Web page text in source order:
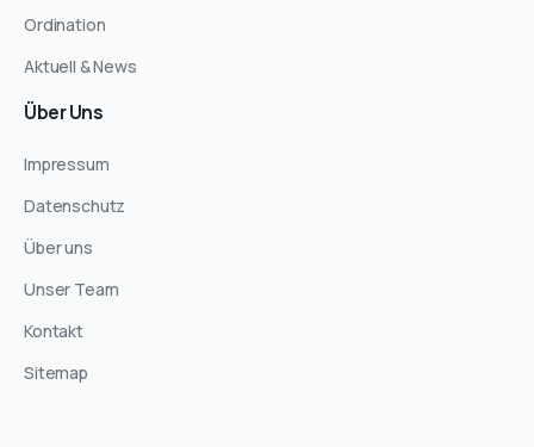
Ordination
Aktuell & News
ÜberUns
Impressum
Datenschutz
Über uns
Unser Team
Kontakt
Sitemap